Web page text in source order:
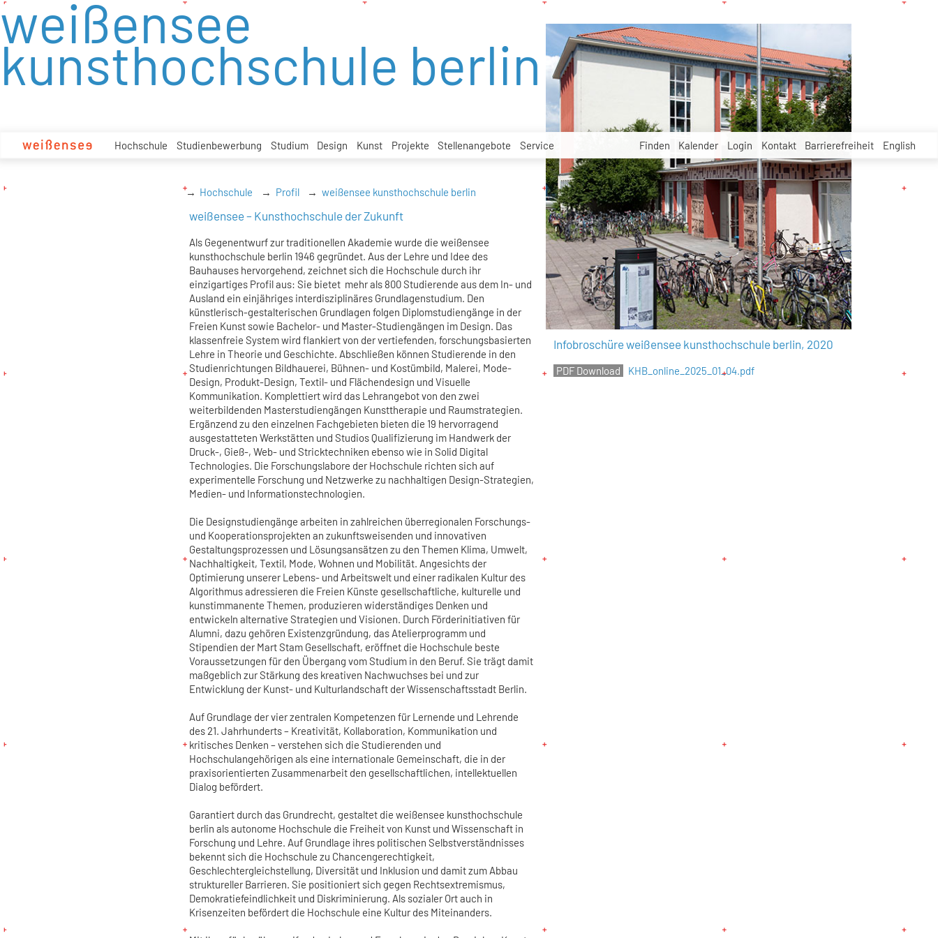
zum
Inhalt
Hochschule Studienbewerbung Studium Design Kunst Projekte Stellenangebote Service Finden Kalender Login Kontakt Barrierefreiheit English
weißensee
kunsthochschule berlin
Hochschule Profil weißensee kunsthochschule berlin
weißensee – Kunsthochschule der Zukunft
Als Gegenentwurf zur traditionellen Akademie wurde die weißensee
kunsthochschule berlin 1946 gegründet. Aus der Lehre und Idee des
Bauhauses hervorgehend, zeichnet sich die Hochschule durch ihr
einzigartiges Profil aus: Sie bietet mehr als 800 Studierende aus dem In- und
Ausland ein einjähriges interdisziplinäres Grundlagenstudium. Den
künstlerisch-gestalterischen Grundlagen folgen Diplomstudiengänge in der
Freien Kunst sowie Bachelor- und Master-Studiengängen im Design. Das
klassenfreie System wird flankiert von der vertiefenden, forschungsbasierten
Lehre in Theorie und Geschichte. Abschließen können Studierende in den
Studienrichtungen Bildhauerei, Bühnen- und Kostümbild, Malerei, Mode-
Design, Produkt-Design, Textil- und Flächendesign und Visuelle
Kommunikation. Komplettiert wird das Lehrangebot von den zwei
weiterbildenden Masterstudiengängen Kunsttherapie und Raumstrategien.
Ergänzend zu den einzelnen Fachgebieten bieten die 19 hervorragend
ausgestatteten Werkstätten und Studios Qualifizierung im Handwerk der
Druck-, Gieß-, Web- und Stricktechniken ebenso wie in Solid Digital
Technologies. Die Forschungslabore der Hochschule richten sich auf
experimentelle Forschung und Netzwerke zu nachhaltigen Design-Strategien,
Medien- und Informationstechnologien.
Die Designstudiengänge arbeiten in zahlreichen überregionalen Forschungs-
und Kooperationsprojekten an zukunftsweisenden und innovativen
Gestaltungsprozessen und Lösungsansätzen zu den Themen Klima, Umwelt,
Nachhaltigkeit, Textil, Mode, Wohnen und Mobilität. Angesichts der
Optimierung unserer Lebens- und Arbeitswelt und einer radikalen Kultur des
Algorithmus adressieren die Freien Künste gesellschaftliche, kulturelle und
kunstimmanente Themen, produzieren widerständiges Denken und
entwickeln alternative Strategien und Visionen. Durch Förderinitiativen für
Alumni, dazu gehören Existenzgründung, das Atelierprogramm und
Stipendien der Mart Stam Gesellschaft, eröffnet die Hochschule beste
Voraussetzungen für den Übergang vom Studium in den Beruf. Sie trägt damit
maßgeblich zur Stärkung des kreativen Nachwuchses bei und zur
Entwicklung der Kunst- und Kulturlandschaft der Wissenschaftsstadt Berlin.
Auf Grundlage der vier zentralen Kompetenzen für Lernende und Lehrende
des 21. Jahrhunderts – Kreativität, Kollaboration, Kommunikation und
kritisches Denken – verstehen sich die Studierenden und
Hochschulangehörigen als eine internationale Gemeinschaft, die in der
praxisorientierten Zusammenarbeit den gesellschaftlichen, intellektuellen
Dialog befördert.
Garantiert durch das Grundrecht, gestaltet die weißensee kunsthochschule
berlin als autonome Hochschule die Freiheit von Kunst und Wissenschaft in
Forschung und Lehre. Auf Grundlage ihres politischen Selbstverständnisses
bekennt sich die Hochschule zu Chancengerechtigkeit,
Geschlechtergleichstellung, Diversität und Inklusion und damit zum Abbau
struktureller Barrieren. Sie positioniert sich gegen Rechtsextremismus,
Demokratiefeindlichkeit und Diskriminierung. Als sozialer Ort auch in
Krisenzeiten befördert die Hochschule eine Kultur des Miteinanders.
Infobroschüre weißensee kunsthochschule berlin, 2020
KHB_online_2025_01_04.pdf